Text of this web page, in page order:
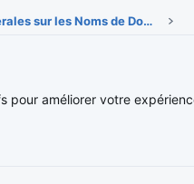
Discussions Générales sur les Noms de Domaine
Nous contacter
pour améliorer votre